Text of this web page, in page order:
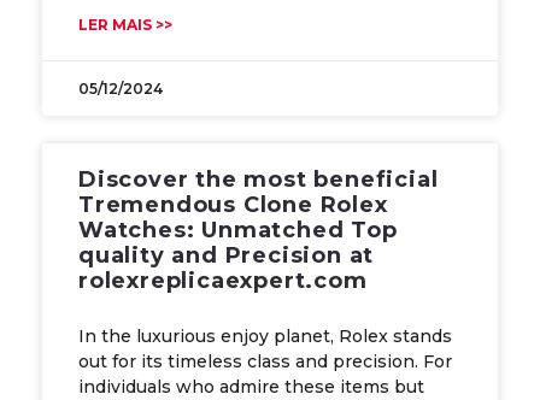
LER MAIS >>
05/12/2024
Discover the most beneficial
Tremendous Clone Rolex
Watches: Unmatched Top
quality and Precision at
rolexreplicaexpert.com
In the luxurious enjoy planet, Rolex stands
out for its timeless class and precision. For
individuals who admire these items but